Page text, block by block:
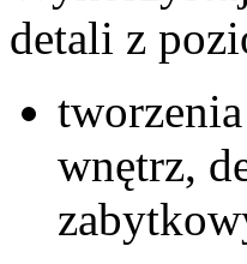
detali z
wnętrz,